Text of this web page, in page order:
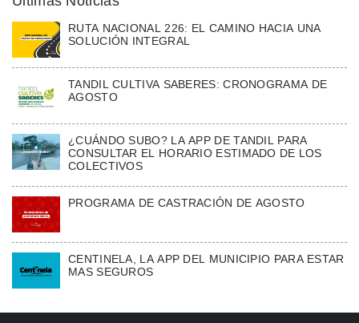
RUTA NACIONAL 226: EL CAMINO HACIA UNA
SOLUCIÓN INTEGRAL
TANDIL CULTIVA SABERES: CRONOGRAMA DE
AGOSTO
¿CUÁNDO SUBO? LA APP DE TANDIL PARA
CONSULTAR EL HORARIO ESTIMADO DE LOS
COLECTIVOS
PROGRAMA DE CASTRACIÓN DE AGOSTO
CENTINELA, LA APP DEL MUNICIPIO PARA ESTAR
MAS SEGUROS